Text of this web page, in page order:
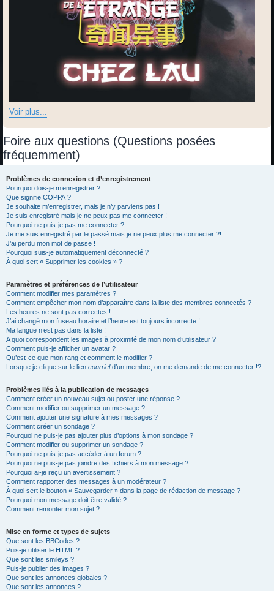
Voir plus...
Foire aux questions (Questions posées
fréquemment)
Problèmes de connexion et d’enregistrement
Pourquoi dois-je m’enregistrer ?
Que signifie COPPA ?
Je souhaite m’enregistrer, mais je n’y parviens pas !
Je suis enregistré mais je ne peux pas me connecter !
Pourquoi ne puis-je pas me connecter ?
Je me suis enregistré par le passé mais je ne peux plus me connecter ?!
J’ai perdu mon mot de passe !
Pourquoi suis-je automatiquement déconnecté ?
À quoi sert « Supprimer les cookies » ?
Paramètres et préférences de l’utilisateur
Comment modifier mes paramètres ?
Comment empêcher mon nom d’apparaître dans la liste des membres connectés ?
Les heures ne sont pas correctes !
J’ai changé mon fuseau horaire et l’heure est toujours incorrecte !
Ma langue n’est pas dans la liste !
A quoi correspondent les images à proximité de mon nom d’utilisateur ?
Comment puis-je afficher un avatar ?
Qu’est-ce que mon rang et comment le modifier ?
Lorsque je clique sur le lien courrield’un membre, on me demande de me connecter !?
Problèmes liés à la publication de messages
Comment créer un nouveau sujet ou poster une réponse ?
Comment modifier ou supprimer un message ?
Comment ajouter une signature à mes messages ?
Comment créer un sondage ?
Pourquoi ne puis-je pas ajouter plus d’options à mon sondage ?
Comment modifier ou supprimer un sondage ?
Pourquoi ne puis-je pas accéder à un forum ?
Pourquoi ne puis-je pas joindre des fichiers à mon message ?
Pourquoi ai-je reçu un avertissement ?
Comment rapporter des messages à un modérateur ?
À quoi sert le bouton « Sauvegarder » dans la page de rédaction de message ?
Pourquoi mon message doit être validé ?
Comment remonter mon sujet ?
Mise en forme et types de sujets
Que sont les BBCodes ?
Puis-je utiliser le HTML ?
Que sont les smileys ?
Puis-je publier des images ?
Que sont les annonces globales ?
Que sont les annonces ?